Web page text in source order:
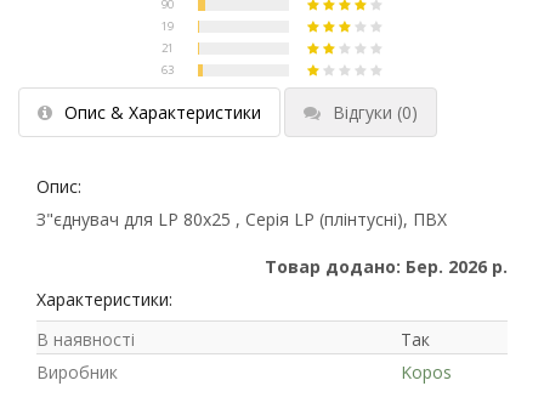
Опис & Характеристики Відгуки (0)
Опис:
З"єднувач для LP 80x25 , Серія LP (плінтусні), ПВХ
Товар додано: Бер. 2026 р.
Характеристики:
В наявності
Так
Виробник
Kopos